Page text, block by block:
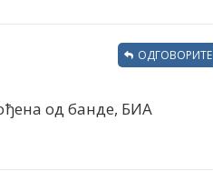
од банде, БИА
ОДГОВОРИТЕ